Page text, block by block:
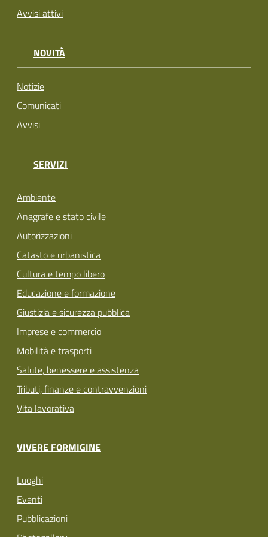
Avvisi attivi
NOVITÀ
Notizie
Comunicati
Avvisi
SERVIZI
Ambiente
Anagrafe e stato civile
Autorizzazioni
Catasto e urbanistica
Cultura e tempo libero
Educazione e formazione
Giustizia e sicurezza pubblica
Imprese e commercio
Mobilità e trasporti
Salute, benessere e assistenza
Tributi, finanze e contravvenzioni
Vita lavorativa
VIVERE FORMIGINE
Luoghi
Eventi
Pubblicazioni